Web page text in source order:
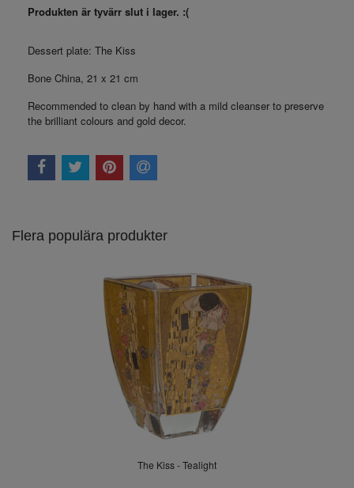
Produkten är tyvärr slut i lager. :(
Dessert plate: The Kiss
Bone China, 21 x 21 cm
Recommended to clean by hand with a mild cleanser to preserve
the brilliant colours and gold decor.
Flera populära produkter
The Kiss - Tealight